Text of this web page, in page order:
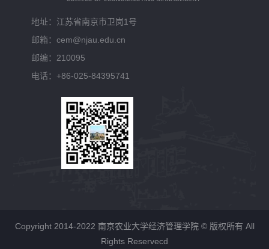
地址：江苏省南京市卫岗1号
邮箱：cem@njau.edu.cn
邮编：210095
电话：+86-025-84395741
Copyright 2014-2022 南京农业大学经济管理学院 © 版权所有 All
Rights Reservecd